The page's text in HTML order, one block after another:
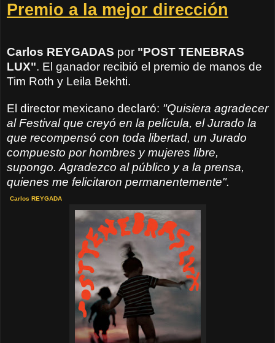
Premio a la mejor dirección
Carlos REYGADAS por "POST TENEBRAS
LUX". El ganador recibió el premio de manos de
Tim Roth y Leila Bekhti.
El director mexicano declaró: "Quisiera agradecer
al Festival que creyó en la película, el Jurado la
que recompensó con toda libertad, un Jurado
compuesto por hombres y mujeres libre,
supongo. Agradezco al público y a la prensa,
quienes me felicitaron permanentemente".
Carlos REYGADA